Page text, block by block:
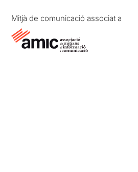
Mitjà de comunicació associat a